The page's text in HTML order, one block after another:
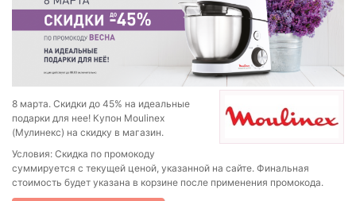
8 марта. Скидки до 45% на идеальные
подарки для нее! Купон Moulinex
(Мулинекс) на скидку в магазин.
Условия: Скидка по промокоду
суммируется с текущей ценой, указанной на сайте. Финальная
стоимость будет указана в корзине после применения промокода.